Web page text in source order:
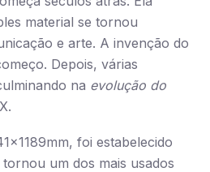
material se tornou
e arte. A invenção do
Depois, várias
na evolução do
foi estabelecido
tornou um dos mais usados